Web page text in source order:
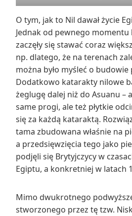
O tym, jak to Nil dawał życie
Jednak od pewnego
zaczęły się stawać coraz
np. dlatego, że na terenach
można było myśleć o budowie
Dodatkowo katarakty nilowe
żeglugę dalej niż do Asuanu –
same progi, ale też płytkie
się za każdą kataraktą.
tama zbudowana właśnie na
a przedsięwzięcia tego jako
podjęli się Brytyjczycy w
Egiptu, a konkretniej w latach
Mimo dwukrotnego
stworzonego przez tę tzw.